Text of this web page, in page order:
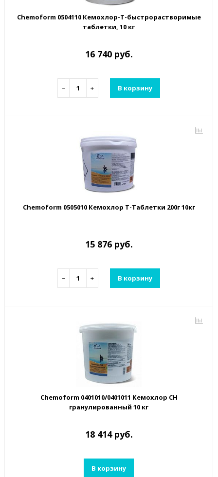
Chemoform 0504110 Кемохлор-Т-быстрорастворимые
таблетки, 10 кг
16 740 руб.
− + В корзину
Chemoform 0505010 Кемохлор Т-Таблетки 200г 10кг
15 876 руб.
− + В корзину
Chemoform 0401010/0401011 Кемохлор СН
гранулированный 10 кг
18 414 руб.
В корзину